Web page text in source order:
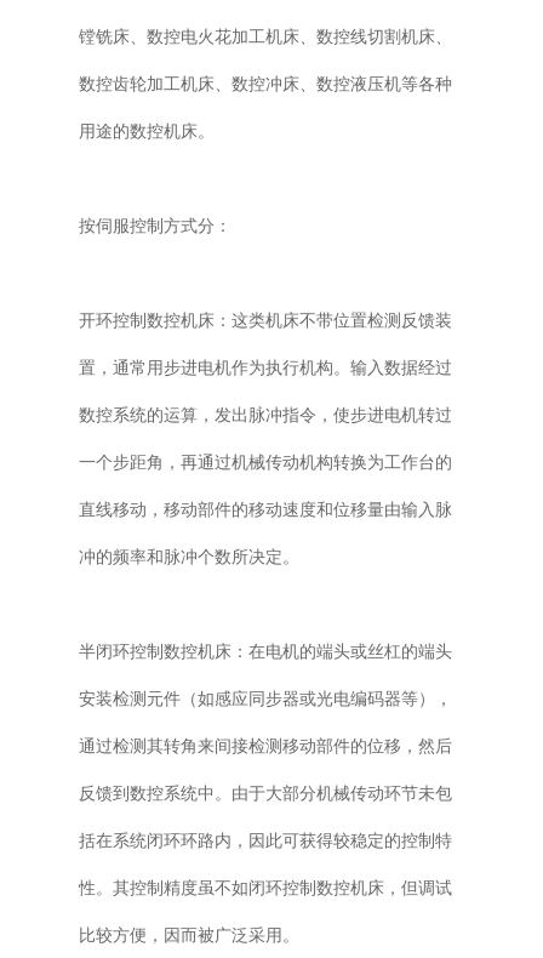
镗铣床、数控电火花加工机床、数控线切割机床、
数控齿轮加工机床、数控冲床、数控液压机等各种
用途的数控机床。
按伺服控制方式分：
开环控制数控机床：这类机床不带位置检测反馈装
置，通常用步进电机作为执行机构。输入数据经过
数控系统的运算，发出脉冲指令，使步进电机转过
一个步距角，再通过机械传动机构转换为工作台的
直线移动，移动部件的移动速度和位移量由输入脉
冲的频率和脉冲个数所决定。
半闭环控制数控机床：在电机的端头或丝杠的端头
安装检测元件（如感应同步器或光电编码器等），
通过检测其转角来间接检测移动部件的位移，然后
反馈到数控系统中。由于大部分机械传动环节未包
括在系统闭环环路内，因此可获得较稳定的控制特
性。其控制精度虽不如闭环控制数控机床，但调试
比较方便，因而被广泛采用。